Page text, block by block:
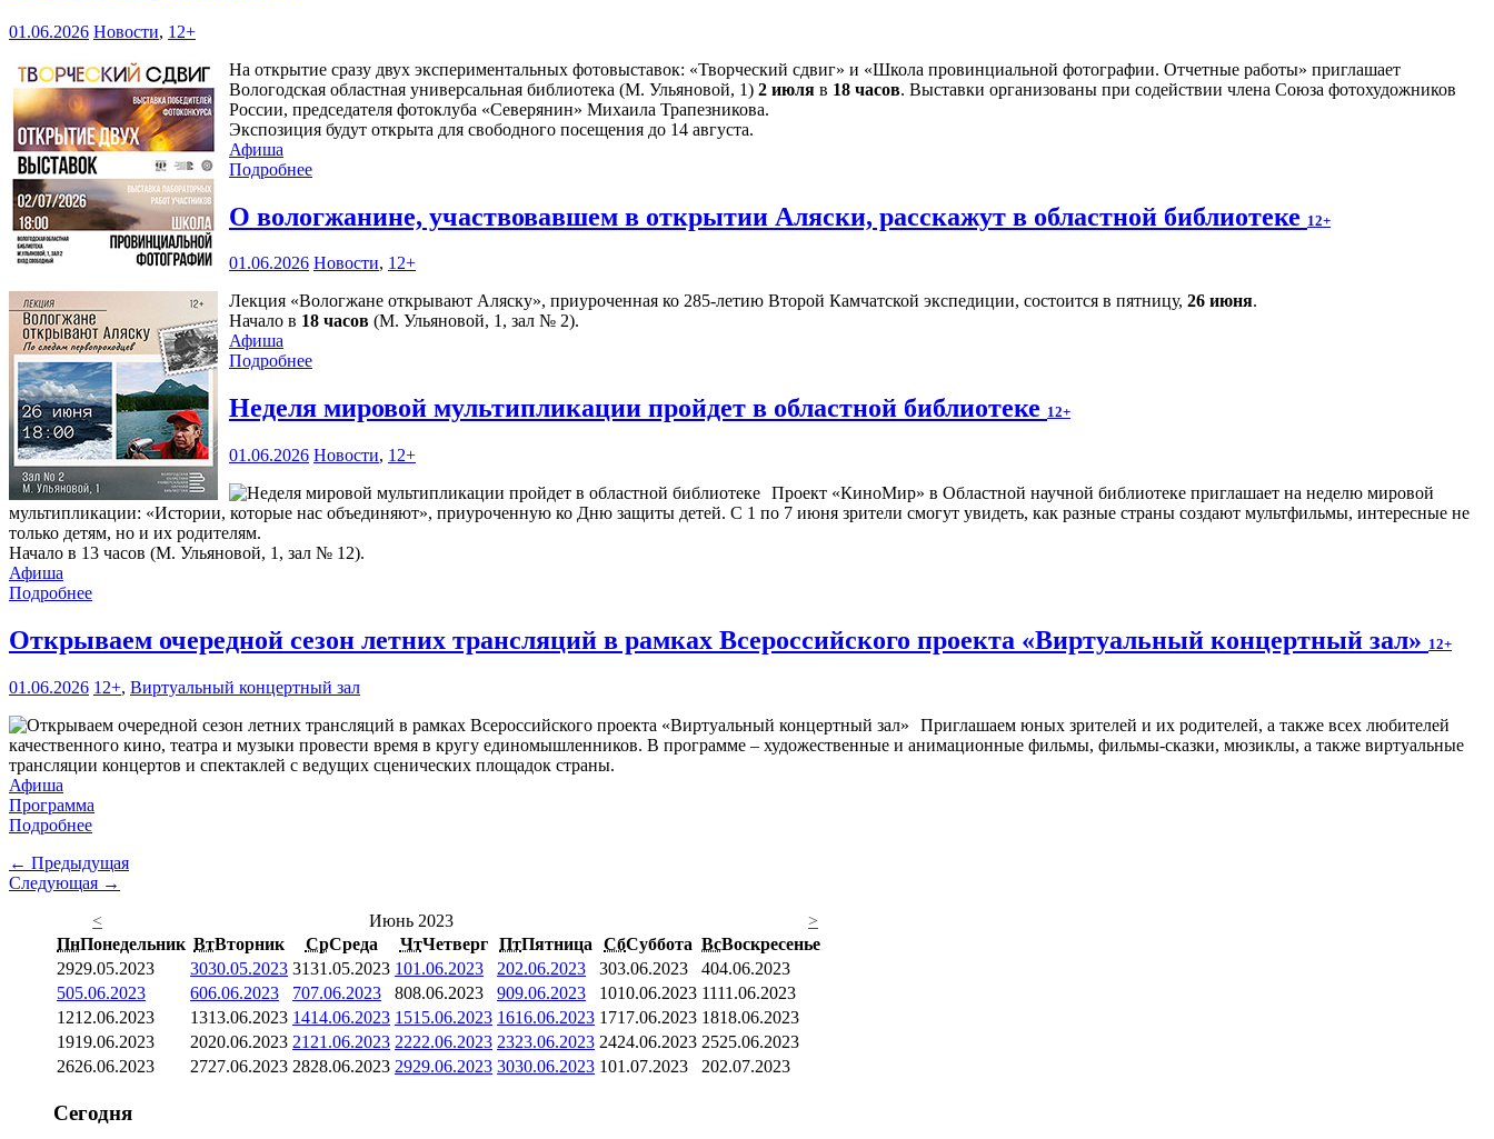
01.06.2026 Новости, 12+
На открытие сразу двух экспериментальных фотовыставок: «Творческий сдвиг» и «Школа провинциальной фотографии. Отчетные работы» приглашает
Вологодская областная универсальная библиотека (М. Ульяновой, 1) 2 июля в 18 часов. Выставки организованы при содействии члена Союза фотохудожников
России, председателя фотоклуба «Северянин» Михаила Трапезникова.
Экспозиция будут открыта для свободного посещения до 14 августа.
Афиша
Подробнее
О вологжанине, участвовавшем в открытии Аляски, расскажут в областной библиотеке 12+
01.06.2026 Новости, 12+
Лекция «Вологжане открывают Аляску», приуроченная ко 285-летию Второй Камчатской экспедиции, состоится в пятницу, 26 июня.
Начало в 18 часов (М. Ульяновой, 1, зал № 2).
Афиша
Подробнее
Неделя мировой мультипликации пройдет в областной библиотеке 12+
01.06.2026 Новости, 12+
Проект «КиноМир» в Областной научной библиотеке приглашает на неделю мировой
мультипликации: «Истории, которые нас объединяют», приуроченную ко Дню защиты детей. С 1 по 7 июня зрители смогут увидеть, как разные страны создают мультфильмы, интересные не
только детям, но и их родителям.
Начало в 13 часов (М. Ульяновой, 1, зал № 12).
Афиша
Подробнее
Открываем очередной сезон летних трансляций в рамках Всероссийского проекта «Виртуальный концертный зал» 12+
01.06.2026 12+, Виртуальный концертный зал
Приглашаем юных зрителей и их родителей, а также всех любителей
качественного кино, театра и музыки провести время в кругу единомышленников. В программе – художественные и анимационные фильмы, фильмы-сказки, мюзиклы, а также виртуальные
трансляции концертов и спектаклей с ведущих сценических площадок страны.
Афиша
Программа
Подробнее
← Предыдущая
Следующая →
<
Июнь 2023
>
ПнПонедельник ВтВторник СрСреда ЧтЧетверг ПтПятница СбСуббота ВсВоскресенье
2929.05.2023 3030.05.2023 3131.05.2023 101.06.2023 202.06.2023 303.06.2023 404.06.2023
505.06.2023 606.06.2023 707.06.2023 808.06.2023 909.06.2023 1010.06.2023 1111.06.2023
1212.06.2023 1313.06.2023 1414.06.2023 1515.06.2023 1616.06.2023 1717.06.2023 1818.06.2023
1919.06.2023 2020.06.2023 21 21.06.2023 2222.06.2023 2323.06.2023 2424.06.2023 2525.06.2023
2626.06.2023 2727.06.2023 2828.06.2023 2929.06.2023 3030.06.2023 101.07.2023 202.07.2023
Сегодня